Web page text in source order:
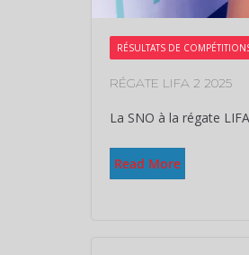
RÉSULTATS DE
RÉGATE LIFA 2 2025
La SNO à la régate
Read More